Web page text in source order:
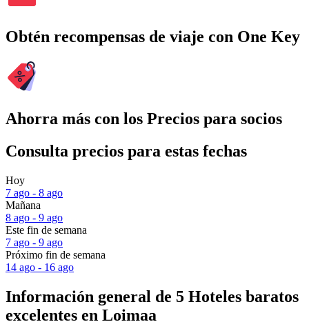
Obtén recompensas de viaje con One Key
Ahorra más con los Precios para socios
Consulta precios para estas fechas
Hoy
7 ago - 8 ago
Mañana
8 ago - 9 ago
Este fin de semana
7 ago - 9 ago
Próximo fin de semana
14 ago - 16 ago
Información general de 5 Hoteles baratos
excelentes en Loimaa